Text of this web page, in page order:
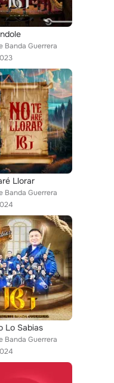
Banda Guerrera
Llorar
Banda Guerrera
Lo Sabias
Banda Guerrera